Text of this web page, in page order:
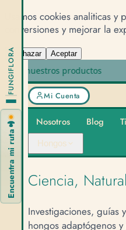
Usamos cookies analiticas
conversiones y mejorar la
Rechazar Aceptar
FUNGIFLORA
🍄
Encuentra mi ruta
productos 🌿
Mi Cuenta
Nosotros Blog
Hongos
Ciencia,
Investigaciones, guías
hongos adaptógenos